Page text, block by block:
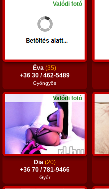
Valódi fotó
Éva(35)
+36 30 / 462-5489
Gyöngyös
Valódi fotó
Dia (20)
+36 70 / 781-9466
Győr